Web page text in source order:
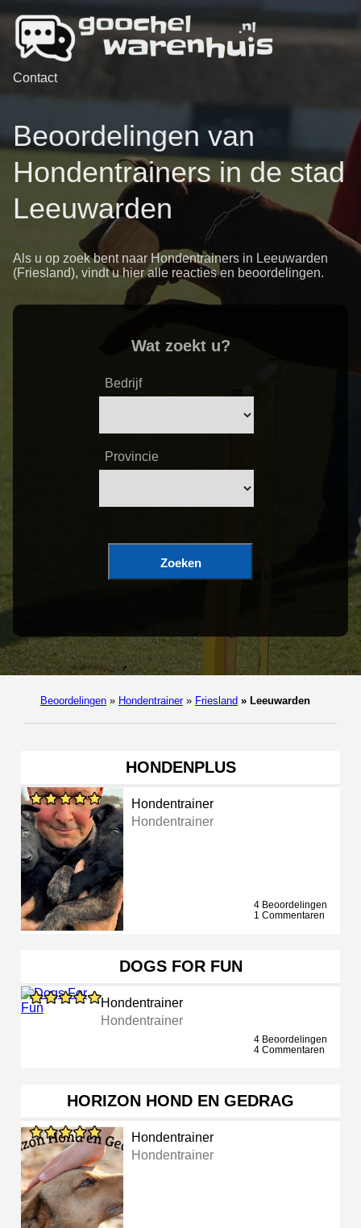
Contact
Beoordelingen van
Hondentrainers in de stad
Leeuwarden
Als u op zoek bent naar Hondentrainers in Leeuwarden
(Friesland), vindt u hier alle reacties en beoordelingen.
Wat zoekt u?
Bedrijf
Provincie
Zoeken
Beoordelingen » Hondentrainer » Friesland » Leeuwarden
HONDENPLUS
Hondentrainer
Hondentrainer
4 Beoordelingen
1 Commentaren
DOGS FOR FUN
Hondentrainer
Hondentrainer
4 Beoordelingen
4 Commentaren
HORIZON HOND EN GEDRAG
Hondentrainer
Hondentrainer